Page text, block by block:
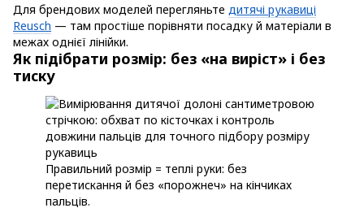
Для брендових моделей перегляньте дитячі рукавиці
Reusch — там простіше порівняти посадку й матеріали в
межах однієї лінійки.
Як підібрати розмір: без «на виріст» і без
тиску
Правильний розмір = теплі руки: без
перетискання й без «порожнеч» на кінчиках
пальців.